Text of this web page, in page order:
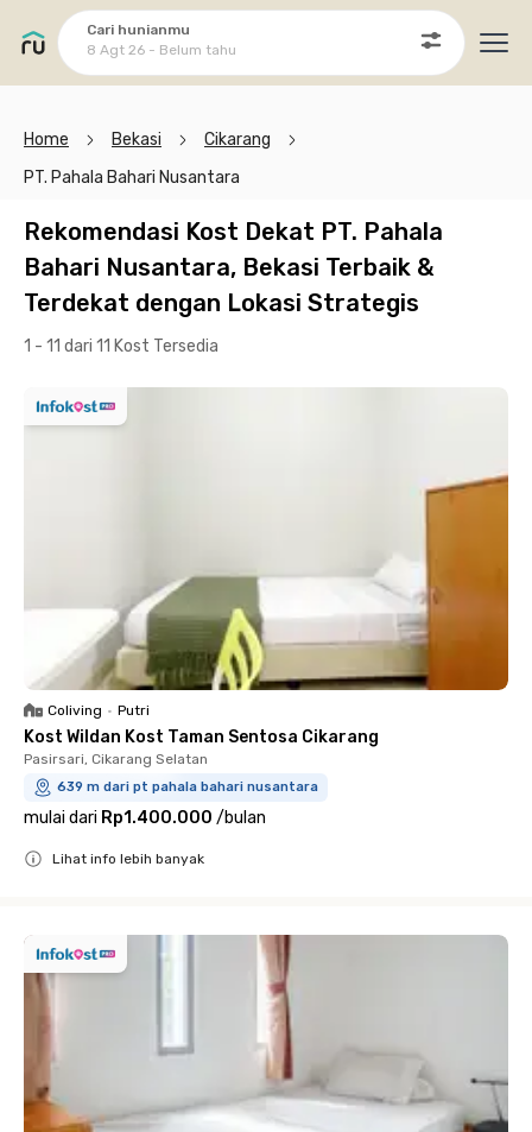
Cari hunianmu
8 Agt 26 - Belum tahu
Home Bekasi
Cikarang
PT. Pahala Bahari Nusantara
Rekomendasi Kost Dekat PT. Pahala
Bahari Nusantara, Bekasi Terbaik &
Terdekat dengan Lokasi Strategis
1 - 11 dari 11 Kost Tersedia
Coliving • Putri
Kost Wildan Kost Taman Sentosa Cikarang
Pasirsari, Cikarang Selatan
639 m dari pt pahala bahari nusantara
mulai dari Rp1.400.000 /bulan
Lihat info lebih banyak